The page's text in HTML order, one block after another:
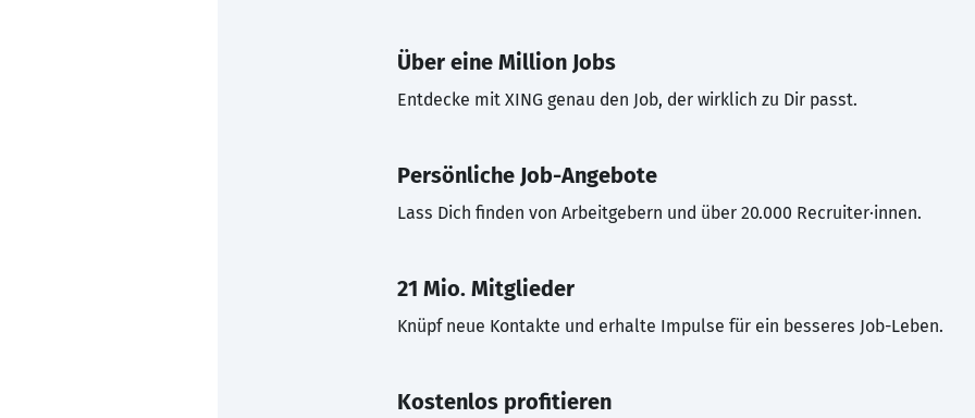
Über eine Million Jobs
Entdecke mit XING genau den Job, der wirklich zu Dir passt.
Persönliche Job-Angebote
Lass Dich finden von Arbeitgebern und über 20.000 Recruiter·innen.
21 Mio. Mitglieder
Knüpf neue Kontakte und erhalte Impulse für ein besseres Job-Leben.
Kostenlos profitieren